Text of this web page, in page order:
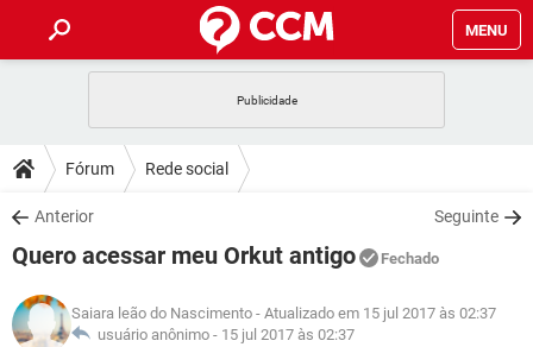
MENU
CELULAR
OUTLOOK
INSTAGRAM GMAIL
GUIA DE COMPRAS
DICAS
JOGOS
INSTAGRAM GMAIL
DOWNLOADS
JOGOS WHATSAPP
CELULAR
OUTLOOK EXCEL
FÓRUM
JOGOS WHATSAPP
GLOSSÁRIO
Fórum Rede social
Anterior Seguinte
Quero acessar meu Orkut antigo Fechado
Saiara leão do Nascimento - Atualizado em 15 jul 2017 às 02:37
usuário anônimo - 15 jul 2017 às 02:37